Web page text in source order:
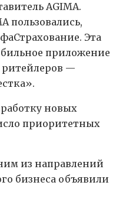
AGIMA.
пользовались,
Эта
приложение
ритейлеров —
новых
приоритетных
из направлений
бизнеса объявили